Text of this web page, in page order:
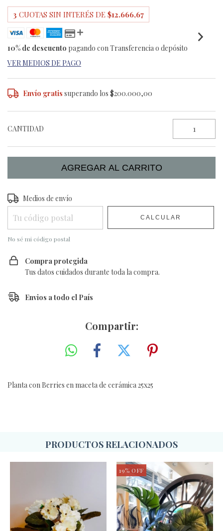
3 CUOTAS SIN INTERÉS DE $12.666,67
10% de descuento pagando con Transferencia o depósito
VER MEDIOS DE PAGO
Envío gratis superando los$200.000,00
CANTIDAD
Entregas para el CP:
Medios de envío
CALCULAR
No sé mi código postal
Compra protegida
Tus datos cuidados durante toda la compra.
Envios a todo el País
Compartir:
Planta con Berries en maceta de cerámica 25x25
PRODUCTOS RELACIONADOS
19% OFF